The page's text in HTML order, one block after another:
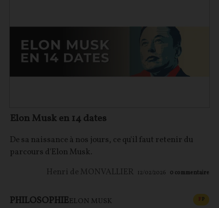
Elon Musk en 14 dates
De sa naissance à nos jours, ce qu'il faut retenir du
parcours d'Elon Musk.
Henri de MONVALLIER 12/02/2026 0 commentaire
PHILOSOPHIEELON MUSK FP